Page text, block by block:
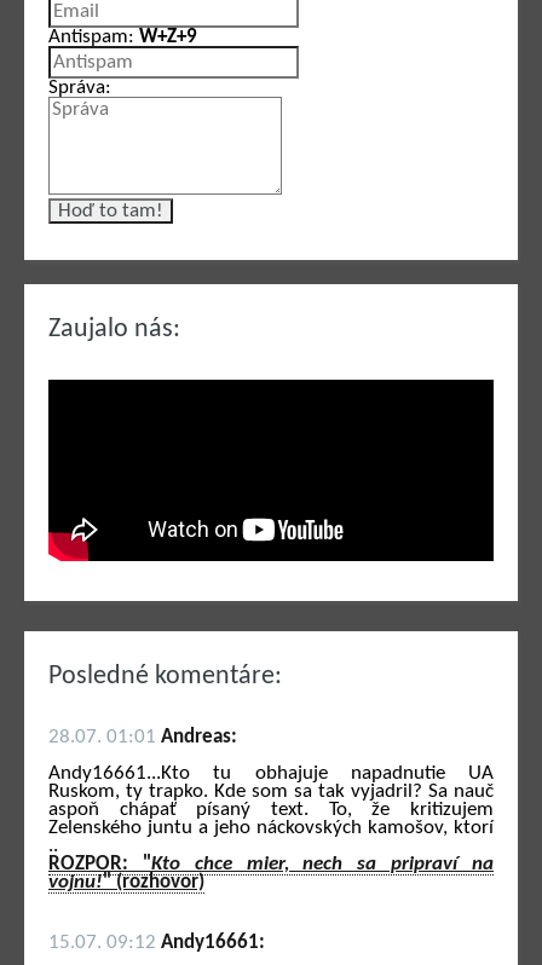
Zaujalo nás:
Posledné komentáre:
28.07. 01:01 Andreas:
Andy16661...Kto tu obhajuje napadnutie UA
Ruskom, ty trapko. Kde som sa tak vyjadril? Sa nauč
aspoň chápať písaný text. To, že kritizujem
Zelenského juntu a jeho náckovských kamošov, ktorí
..
ROZPOR: "Kto chce mier, nech sa pripraví na
vojnu!" (rozhovor)
15.07. 09:12 Andy16661:
Antispam: W+Z+9
Správa: